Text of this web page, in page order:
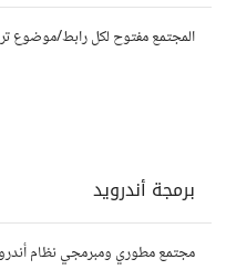
المجتمع مفتوح لكل رابط/موضوع
برمجة أندرويد
مجتمع مطوري ومبرمجي نظام